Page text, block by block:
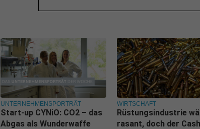
UNTERNEHMENSPORTRÄT
Start-up CYNiO: CO2 – das
Abgas als Wunderwaffe
WIRTSCHAFT
Rüstungsindustrie
rasant, doch der